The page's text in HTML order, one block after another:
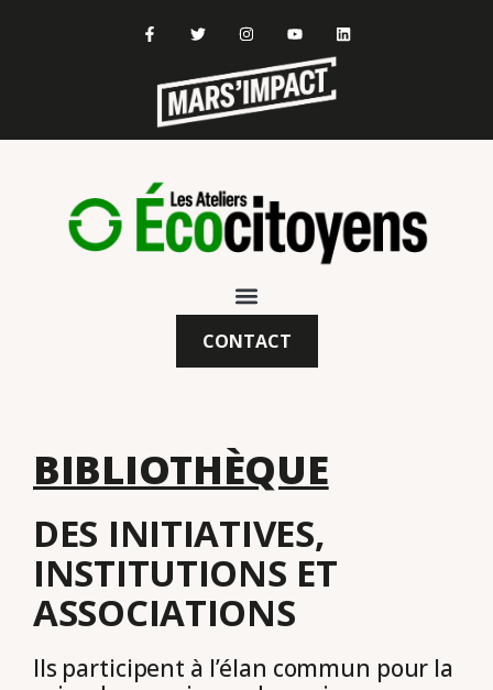
CONTACT
BIBLIOTHÈQUE
DES INITIATIVES,
INSTITUTIONS ET
ASSOCIATIONS
Ils participent à l’élan commun pour la